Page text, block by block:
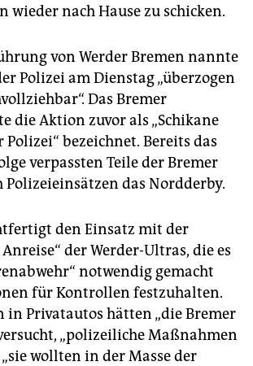
wieder nach Hause zu schicken.
von Werder Bremen nannte
Polizei am Dienstag „überzogen
Das Bremer
die Aktion zuvor als „Schikane
bezeichnet. Bereits das
verpassten Teile der Bremer
Polizeieinsätzen das Nordderby.
den Einsatz mit der
der Werder-Ultras, die es
notwendig gemacht
für Kontrollen festzuhalten.
in Privatautos hätten „die Bremer
„polizeiliche Maßnahmen
wollten in der Masse der